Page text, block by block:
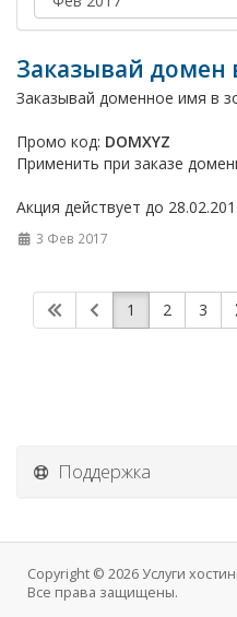
Заказывай домен
Заказывай доменное имя в
Промо код: DOMXYZ
Применить при заказе
Акция действует до
3 Фев 2017
1 2 3
Поддержка
Copyright © 2026 Услуги
Все права защищены.